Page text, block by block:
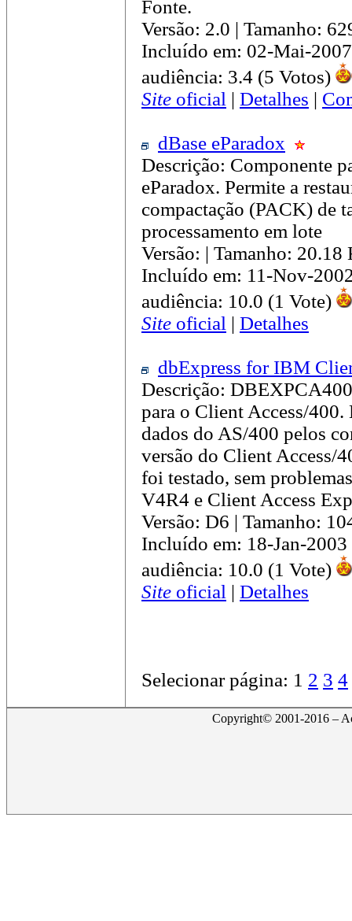
Fonte.
Versão: 2.0 | Tamanho:
Incluído em: 02-Mai-
audiência: 3.4 (5 Votos)
Site oficial | Detalhes |
dBase eParadox
Descrição: Componente
eParadox. Permite a
compactação (PACK) de
processamento em lote
Versão: | Tamanho: 20.18
Incluído em: 11-Nov-
audiência: 10.0 (1 Vote)
Site oficial | Detalhes
dbExpress for IBM
Descrição:
para o Client Access/400.
dados do AS/400 pelos
versão do Client Access/
foi testado, sem
V4R4 e Client Access
Versão: D6 | Tamanho:
Incluído em: 18-Jan-
audiência: 10.0 (1 Vote)
Site oficial | Detalhes
Selecionar página: 1 2 3 4
Copyright© 2001-2016 –